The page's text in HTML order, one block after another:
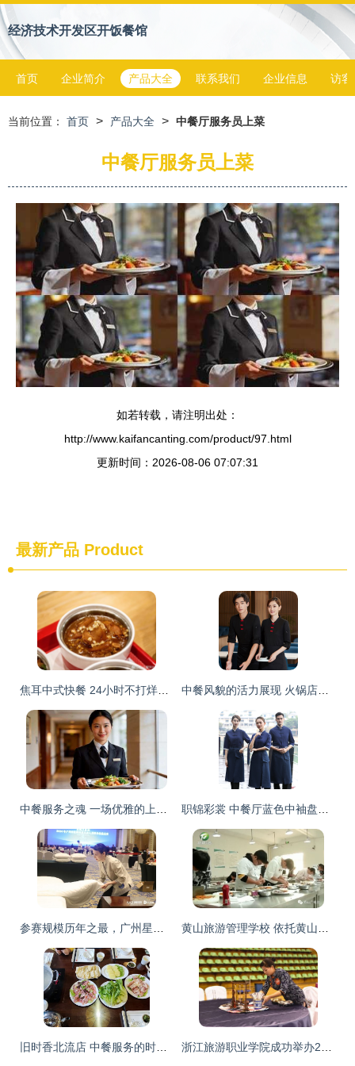
经济技术开发区开饭餐馆
首页 企业简介 产品大全 联系我们 企业信息 访客
当前位置： 首页 > 产品大全 > 中餐厅服务员上菜
中餐厅服务员上菜
如若转载，请注明出处：
http://www.kaifancanting.com/product/97.html
更新时间：2026-08-06 07:07:31
最新产品 Product